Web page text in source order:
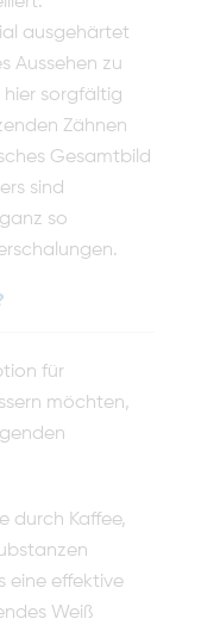
ausgehärtet
Aussehen zu
hier sorgfältig
Zähnen
Gesamtbild
sind
so
für
möchten,
durch Kaffee,
eine effektive
Weiß